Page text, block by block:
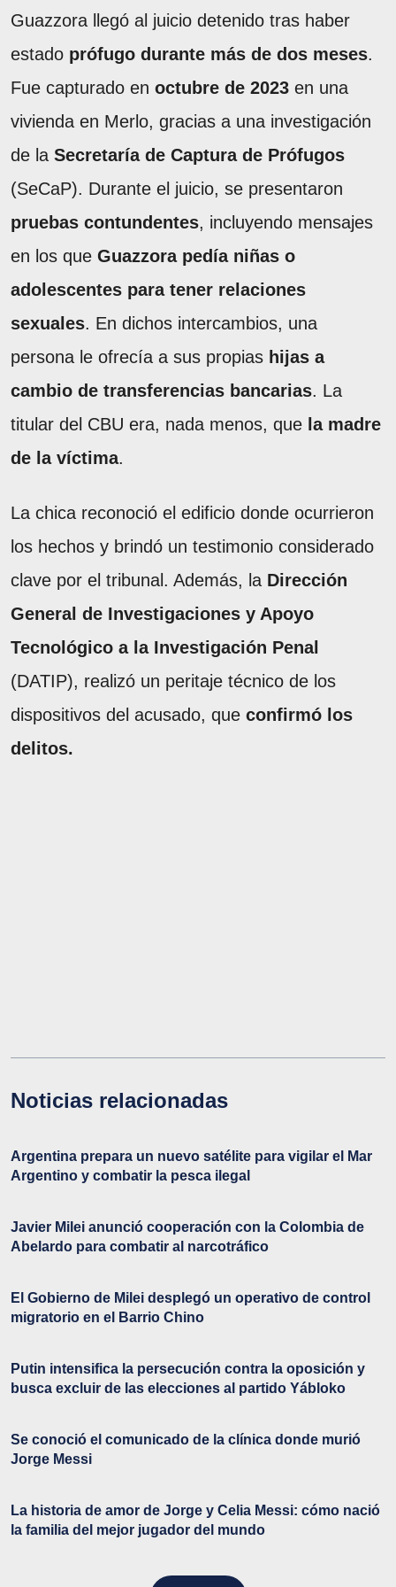
Guazzora llegó al juicio detenido tras haber
estado prófugo durante más de dos meses.
Fue capturado en octubre de 2023 en una
vivienda en Merlo, gracias a una investigación
de la Secretaría de Captura de Prófugos
(SeCaP). Durante el juicio, se presentaron
pruebas contundentes, incluyendo mensajes
en los que Guazzora pedía niñas o
adolescentes para tener relaciones
sexuales. En dichos intercambios, una
persona le ofrecía a sus propias hijas a
cambio de transferencias bancarias. La
titular del CBU era, nada menos, que la madre
de la víctima.
La chica reconoció el edificio donde ocurrieron
los hechos y brindó un testimonio considerado
clave por el tribunal. Además, la Dirección
General de Investigaciones y Apoyo
Tecnológico a la Investigación Penal
(DATIP), realizó un peritaje técnico de los
dispositivos del acusado, que confirmó los
delitos.
Noticias relacionadas
Argentina prepara un nuevo satélite para vigilar el Mar
Argentino y combatir la pesca ilegal
Javier Milei anunció cooperación con la Colombia de
Abelardo para combatir al narcotráfico
El Gobierno de Milei desplegó un operativo de control
migratorio en el Barrio Chino
Putin intensifica la persecución contra la oposición y
busca excluir de las elecciones al partido Yábloko
Se conoció el comunicado de la clínica donde murió
Jorge Messi
La historia de amor de Jorge y Celia Messi: cómo nació
la familia del mejor jugador del mundo